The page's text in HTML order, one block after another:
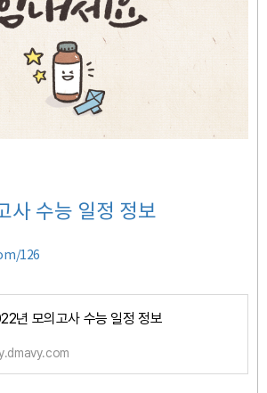
사 수능 일정 정보
126
년 모의고사 수능 일정 정보